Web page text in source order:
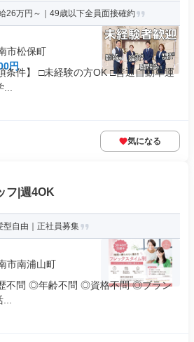
26万円～｜49歳以下全員面接確約
市松保町
円
条件】 □未経験の方OK □普通自動車運
気になる
フ|週4OK
型自由｜正社員募集
市南浦山町
不問 ◎年齢不問 ◎資格不問 ◎ブラン